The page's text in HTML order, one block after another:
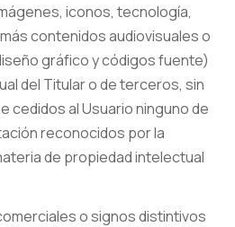
iconos, tecnología,
contenidos audiovisuales o
gráfico y códigos fuente)
del Titular o de terceros, sin
cedidos al Usuario ninguno de
reconocidos por la
de propiedad intelectual
o signos distintivos